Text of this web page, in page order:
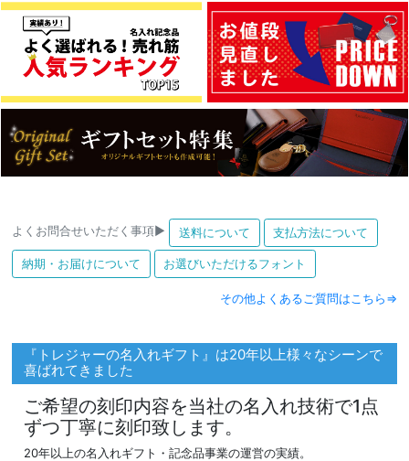
よくお問合せいただく事項▶ 送料について 支払方法について
納期・お届けについて お選びいただけるフォント
その他よくあるご質問はこちら⇒
『トレジャーの名入れギフト』は20年以上様々なシーンで
喜ばれてきました
ご希望の刻印内容を当社の名入れ技術で1点
ずつ丁寧に刻印致します。
20年以上の名入れギフト・記念品事業の運営の実績。